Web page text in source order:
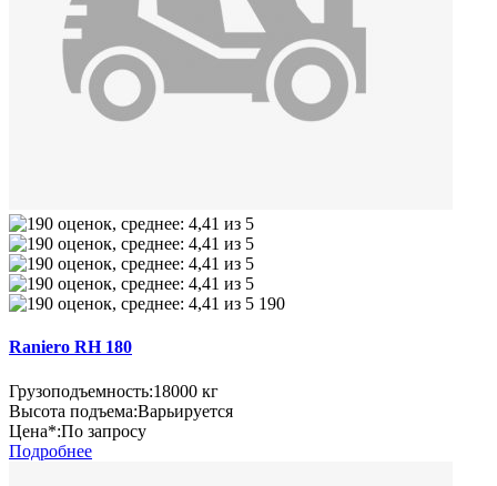
190
Raniero RH 180
Грузоподъемность:18000 кг
Высота подъема:Варьируется
Цена*:По запросу
Подробнее